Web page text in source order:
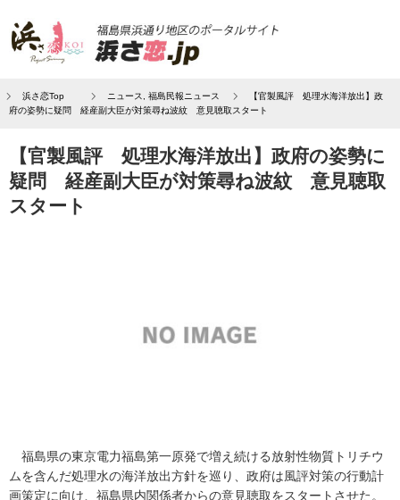
浜さ恋Top ニュース 福島民報ニュース
【官製風評 処理水海洋放出】政
府の姿勢に疑問 経産副大臣が対策尋ね波紋 意見聴取スタート
【官製風評 処理水海洋放出】政府の姿勢に
疑問 経産副大臣が対策尋ね波紋 意見聴取
スタート
福島県の東京電力福島第一原発で増え続ける放射性物質トリチウ
ムを含んだ処理水の海洋放出方針を巡り、政府は風評対策の行動計
画策定に向け、福島県内関係者からの意見聴取をスタートさせた。